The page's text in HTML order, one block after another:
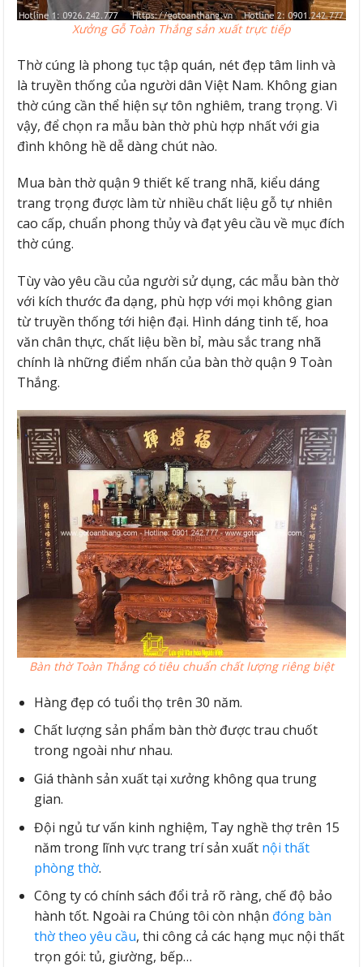
Xưởng Gỗ Toàn Thắng sản xuất trực tiếp
Thờ cúng là phong tục tập quán, nét đẹp tâm linh và
là truyền thống của người dân Việt Nam. Không gian
thờ cúng cần thể hiện sự tôn nghiêm, trang trọng. Vì
vậy, để chọn ra mẫu bàn thờ phù hợp nhất với gia
đình không hề dễ dàng chút nào.
Mua bàn thờ quận 9 thiết kế trang nhã, kiểu dáng
trang trọng được làm từ nhiều chất liệu gỗ tự nhiên
cao cấp, chuẩn phong thủy và đạt yêu cầu về mục đích
thờ cúng.
Tùy vào yêu cầu của người sử dụng, các mẫu bàn thờ
với kích thước đa dạng, phù hợp với mọi không gian
từ truyền thống tới hiện đại. Hình dáng tinh tế, hoa
văn chân thực, chất liệu bền bỉ, màu sắc trang nhã
chính là những điểm nhấn của bàn thờ quận 9 Toàn
Thắng.
Bàn thờ Toàn Thắng có tiêu chuẩn chất lượng riêng biệt
Hàng đẹp có tuổi thọ trên 30 năm.
Chất lượng sản phẩm bàn thờ được trau chuốt
trong ngoài như nhau.
Giá thành sản xuất tại xưởng không qua trung
gian.
Đội ngủ tư vấn kinh nghiệm, Tay nghề thợ trên 15
năm trong lĩnh vực trang trí sản xuất nội thất
phòng thờ.
Công ty có chính sách đổi trả rõ ràng, chế độ bảo
hành tốt. Ngoài ra Chúng tôi còn nhận đóng bàn
thờ theo yêu cầu, thi công cả các hạng mục nội thất
trọn gói: tủ, giường, bếp…